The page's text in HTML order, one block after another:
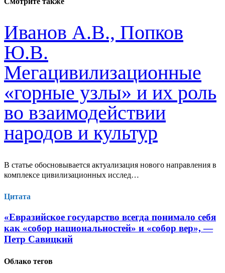
Иванов А.В., Попков
Ю.В.
Мегацивилизационные
«горные узлы» и их роль
во взаимодействии
народов и культур
В статье обосновывается актуализация нового направления в
комплексе цивилизационных исслед…
Цитата
«Евразийское государство всегда понимало себя
как «собор национальностей» и «собор вер», —
Петр Савицкий
Облако тегов